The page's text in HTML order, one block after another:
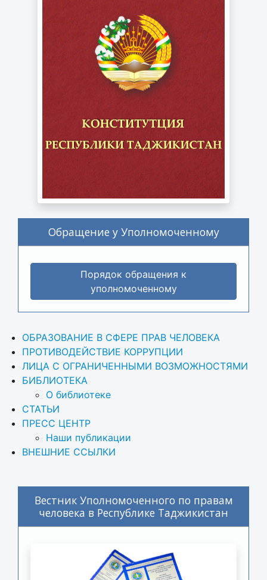
Обращение у Уполномоченному
Порядок обращения к
уполномоченному
ОБРАЗОВАНИЕ В СФЕРЕ ПРАВ ЧЕЛОВЕКА
ПРОТИВОДЕЙСТВИЕ КОРРУПЦИИ
ЛИЦА С ОГРАНИЧЕННЫМИ ВОЗМОЖНОСТЯМИ
БИБЛИОТЕКА
О библиотеке
СТАТЬИ
ПРЕСС ЦЕНТР
Наши публикации
ВНЕШНИЕ ССЫЛКИ
Вестник Уполномоченного по правам
человека в Республике Таджикистан